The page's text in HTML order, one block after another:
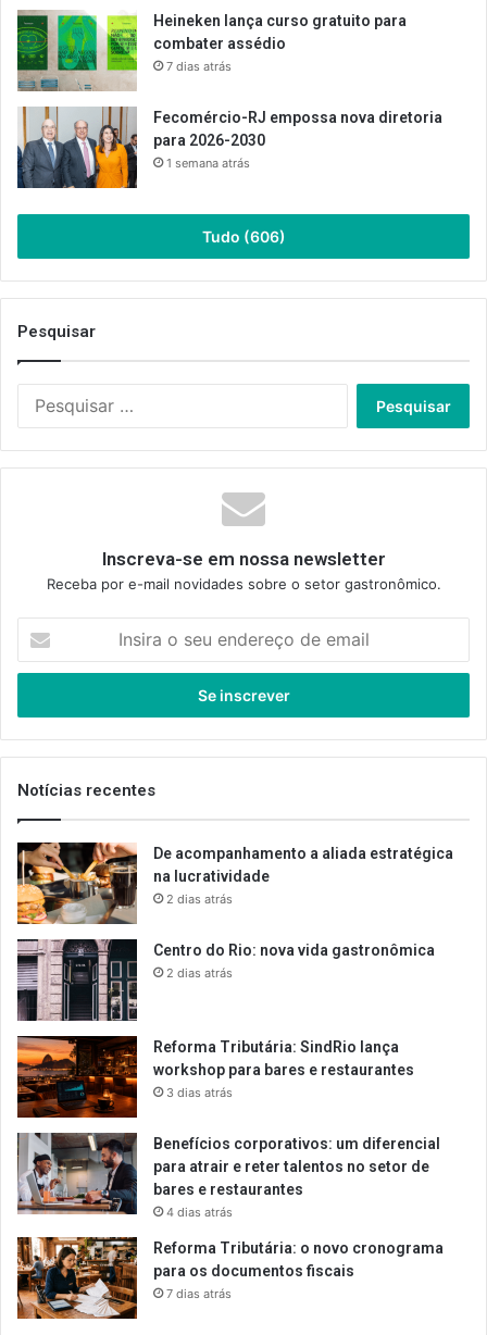
Heineken lança curso gratuito para
combater assédio
7 dias atrás
Fecomércio-RJ empossa nova diretoria
para 2026-2030
1 semana atrás
Tudo (606)
Pesquisar
Inscreva-se em nossa newsletter
Receba por e-mail novidades sobre o setor gastronômico.
seu
de
email
Notícias recentes
De acompanhamento a aliada estratégica
na lucratividade
2 dias atrás
Centro do Rio: nova vida gastronômica
2 dias atrás
Reforma Tributária: SindRio lança
workshop para bares e restaurantes
3 dias atrás
Benefícios corporativos: um diferencial
para atrair e reter talentos no setor de
bares e restaurantes
4 dias atrás
Reforma Tributária: o novo cronograma
para os documentos fiscais
7 dias atrás